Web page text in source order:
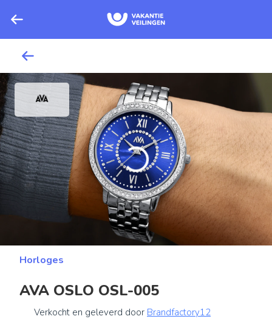
Horloges
AVA OSLO OSL-005
Verkocht en geleverd door Brandfactory12